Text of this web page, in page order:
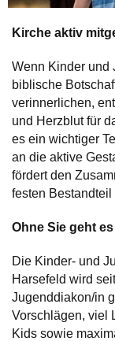
Kirche aktiv
Wenn Kinder und
biblische
verinnerlichen,
und Herzblut für
es ein wichtiger
an die aktive
fördert den
festen
Ohne Sie geht
Die Kinder- und
Harsefeld wird
Jugenddiakon/in
Vorschlägen, viel
Kids sowie